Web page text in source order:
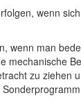
wenn
wenn man
zu